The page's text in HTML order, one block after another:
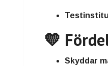
💛
Skyddar